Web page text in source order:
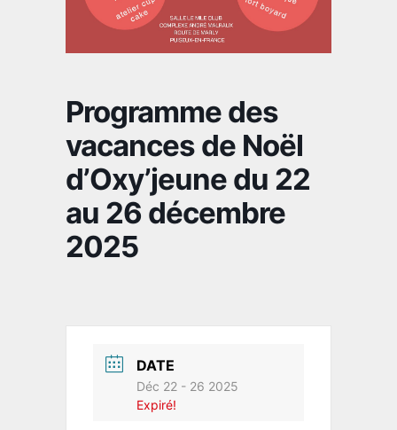
Programme des
vacances de Noël
d’Oxy’jeune du 22
au 26 décembre
2025
DATE
Déc 22 - 26 2025
Expiré!